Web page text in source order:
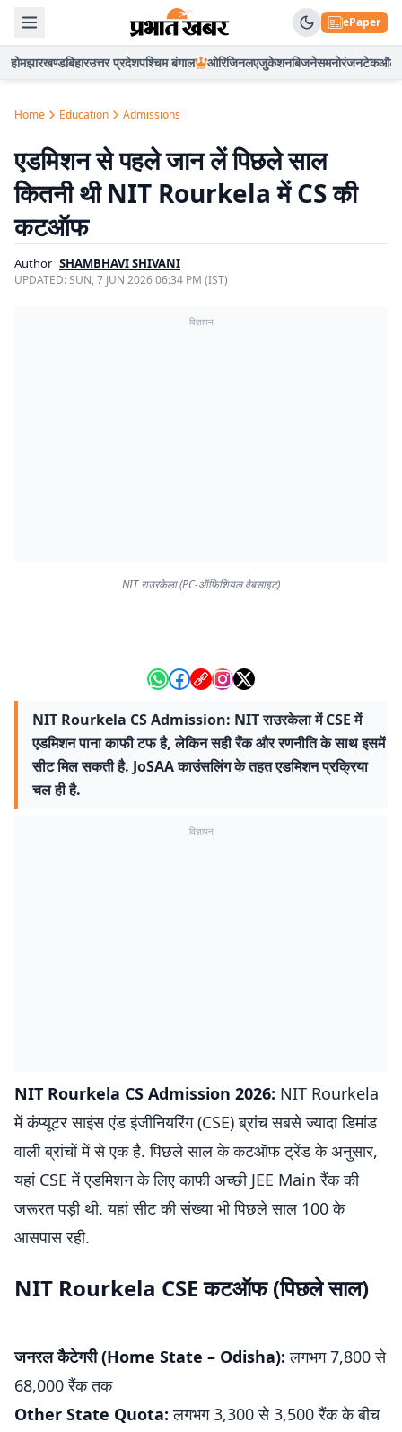
ePaper
होमझारखण्डबिहारउत्तर प्रदेशपश्चिम बंगाल ओरिजिनलएजुकेशनबिजनेसमनोरंजनटेकऑटो
Home Education Admissions
एडमिशन से पहले जान लें पिछले साल
कितनी थी NIT Rourkela में CS की
कटऑफ
Author SHAMBHAVI SHIVANI
UPDATED:SUN, 7 JUN 2026 06:34 PM (IST)
विज्ञापन
NIT राउरकेला (PC-ऑफिशियल वेबसाइट)
NIT Rourkela CS Admission: NIT राउरकेला में CSE में
एडमिशन पाना काफी टफ है, लेकिन सही रैंक और रणनीति के साथ इसमें
सीट मिल सकती है. JoSAA काउंसलिंग के तहत एडमिशन प्रक्रिया
चल ही है.
विज्ञापन
NIT Rourkela CS Admission 2026: NIT Rourkela
में कंप्यूटर साइंस एंड इंजीनियरिंग (CSE) ब्रांच सबसे ज्यादा डिमांड
वाली ब्रांचों में से एक है. पिछले साल के कटऑफ ट्रेंड के अनुसार,
यहां CSE में एडमिशन के लिए काफी अच्छी JEE Main रैंक की
जरूरत पड़ी थी. यहां सीट की संख्या भी पिछले साल 100 के
आसपास रही.
NIT Rourkela CSE कटऑफ (पिछले साल)
जनरल कैटेगरी (Home State – Odisha): लगभग 7,800 से
68,000 रैंक तक
Other State Quota: लगभग 3,300 से 3,500 रैंक के बीच